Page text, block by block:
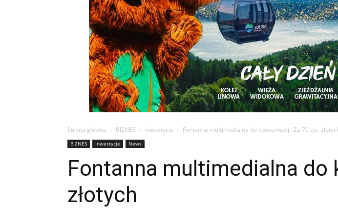
Strona główna BIZNES Inwestycje Fontanna multimedialna do konserwacji. Za 70 tys.
BIZNES Inwestycje News
Fontanna multimedialna do
złotych